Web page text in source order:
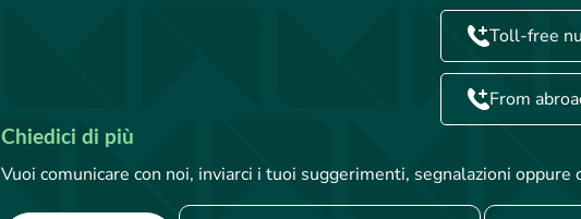
Toll-free
From
Chiedici di più
Vuoi comunicare con noi, inviarci i tuoi suggerimenti, segnalazioni oppure